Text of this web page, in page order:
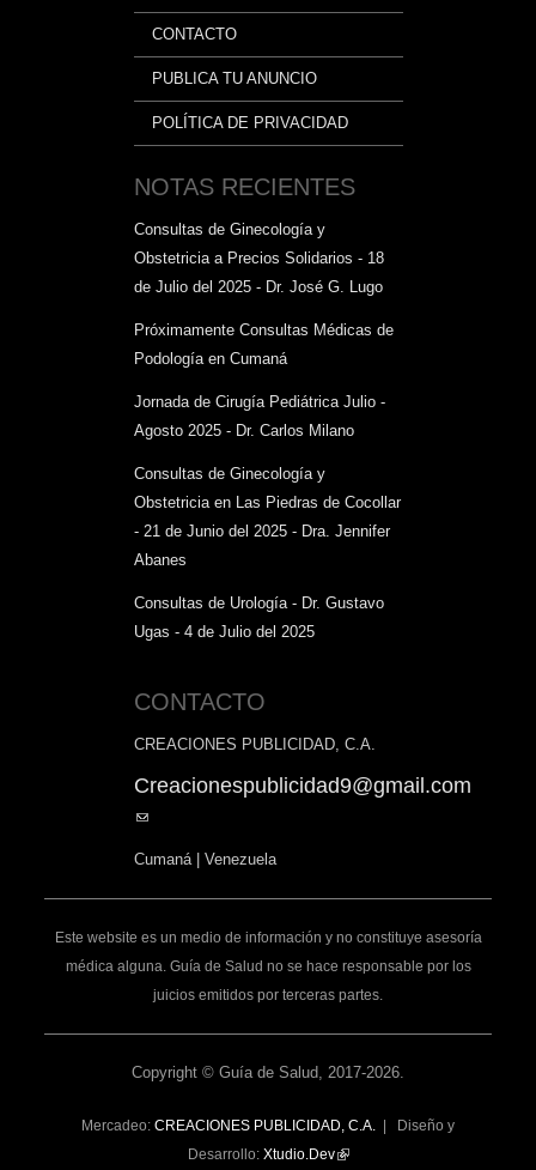
CONTACTO
PUBLICA TU ANUNCIO
POLÍTICA DE PRIVACIDAD
NOTAS RECIENTES
Consultas de Ginecología y
Obstetricia a Precios Solidarios - 18
de Julio del 2025 - Dr. José G. Lugo
Próximamente Consultas Médicas de
Podología en Cumaná
Jornada de Cirugía Pediátrica Julio -
Agosto 2025 - Dr. Carlos Milano
Consultas de Ginecología y
Obstetricia en Las Piedras de Cocollar
- 21 de Junio del 2025 - Dra. Jennifer
Abanes
Consultas de Urología - Dr. Gustavo
Ugas - 4 de Julio del 2025
CONTACTO
CREACIONES PUBLICIDAD, C.A.
Creacionespublicidad9@gmail.com
(link
mail)
Cumaná | Venezuela
Este website es un medio de información y no constituye asesoría
médica alguna. Guía de Salud no se hace responsable por los
juicios emitidos por terceras partes.
Copyright © Guía de Salud, 2017-2026.
Mercadeo: CREACIONES PUBLICIDAD, C.A.
| Diseño y
Desarrollo: Xtudio.Dev(link